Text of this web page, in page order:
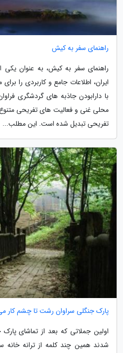
راهنمای سفر به کیش
راهنمای سفر به کیش، به عنوان
ایران، اطلاعات جامع و کاربردی را
با دارابودن جاذبه های گردشگری
محلی غنی و فعالیت های تفریحی
تفریحی تبدیل شده است. این مطلب...
پارک جنگلی سراوان رشت تا چشم کار
اولین جملاتی که بعد از تماشای
شدند همین چند کلمه از ترانه خانه